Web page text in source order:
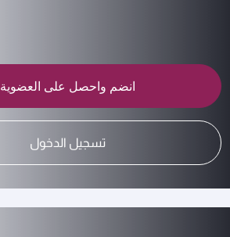
انضم واحصل على العضوية
تسجيل الدخول